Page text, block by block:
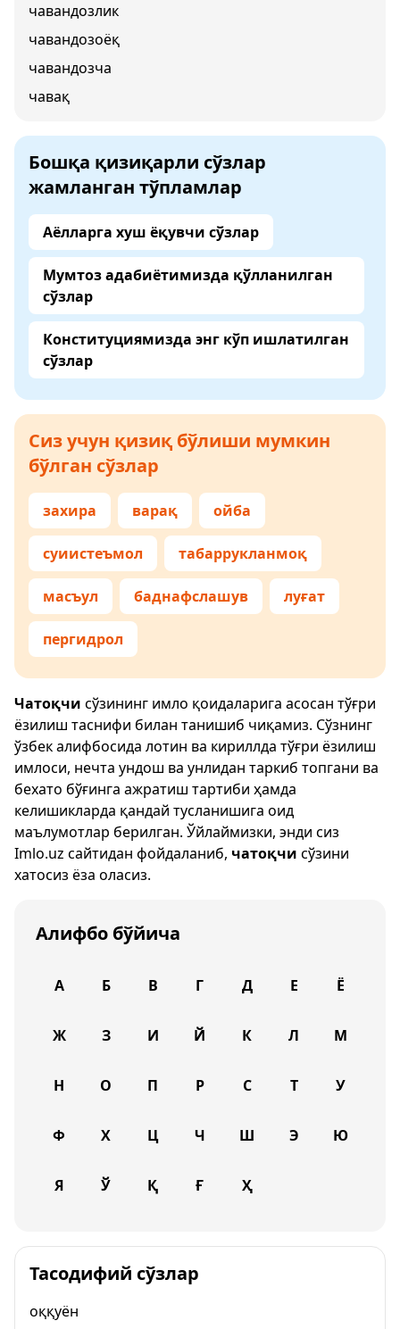
чавандозлик
чавандозоёқ
чавандозча
чавақ
Бошқа қизиқарли сўзлар
жамланган тўпламлар
Аёлларга хуш ёқувчи сўзлар
Мумтоз адабиётимизда қўлланилган
сўзлар
Конституциямизда энг кўп ишлатилган
сўзлар
Сиз учун қизиқ бўлиши мумкин
бўлган сўзлар
захира варақ ойба
суиистеъмол табаррукланмоқ
масъул баднафслашув луғат
пергидрол
Чатоқчи сўзининг имло қоидаларига асосан тўғри
ёзилиш таснифи билан танишиб чиқамиз. Сўзнинг
ўзбек алифбосида лотин ва кириллда тўғри ёзилиш
имлоси, нечта ундош ва унлидан таркиб топгани ва
бехато бўғинга ажратиш тартиби ҳамда
келишикларда қандай тусланишига оид
маълумотлар берилган. Ўйлаймизки, энди сиз
Imlo.uz сайтидан фойдаланиб, чатоқчи сўзини
хатосиз ёза оласиз.
Алифбо бўйича
А Б В Г Д Е Ё
Ж З И Й К Л М
Н О П Р С Т У
Ф Х Ц Ч Ш Э Ю
Я Ў Қ Ғ Ҳ
Тасодифий сўзлар
оққуён